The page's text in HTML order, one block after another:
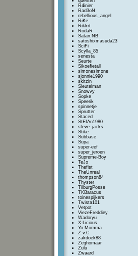
R4inier
Rad3oN
rebellious_angel
RiKe
Rikkrt
RodaR
Satan.NB
satoshixmasuda23
SciFi
Scylla_85
senesta
Seurte
Sikoefietall
simonesimone
sjonnie1990
skitzin
Sleutelman
Snowvy
Sopke
Speerik
spinnetje
Sprutter
Staced
StEfAn1980
steve_jacks
Stike
Subbase
Supa
super-eef
super_jeroen
Supreme-Boy
TeJo
Thefist
TheUnreal
thompson84
Thyster
TilburgPosse
TKBaracus
toinespijkers
Twista101
Vetpot
ViezeFreddiey
Wadoryu
X-Licious
Yo-Momma
Z.v.C
zakdoek88
Zeghomaar
Zulu
Zwaard